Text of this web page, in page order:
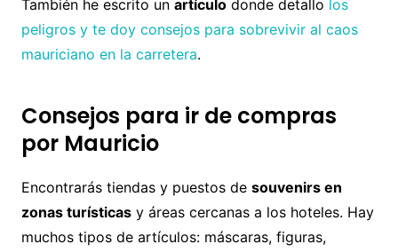
También he escrito un artículodonde detallo los
peligros y te doy consejos para sobrevivir al caos
mauriciano en la carretera.
Consejos para ir de compras
por Mauricio
Encontrarás tiendas y puestos de souvenirs en
zonas turísticasy áreas cercanas a los hoteles. Hay
muchos tipos de artículos: máscaras, figuras,